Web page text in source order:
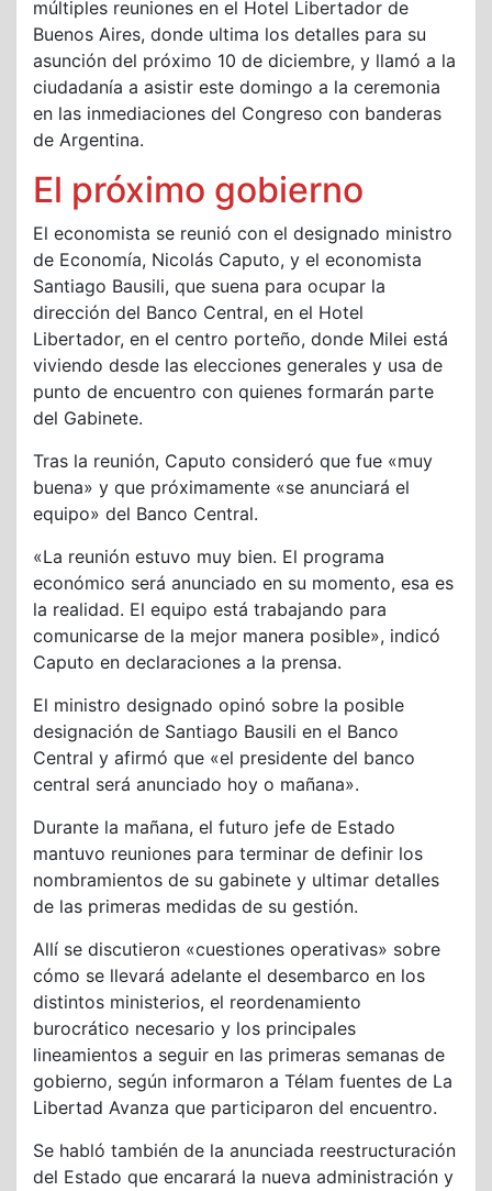
múltiples reuniones en el Hotel Libertador de
Buenos Aires, donde ultima los detalles para su
asunción del próximo 10 de diciembre, y llamó a la
ciudadanía a asistir este domingo a la ceremonia
en las inmediaciones del Congreso con banderas
de Argentina.
El próximo gobierno
El economista se reunió con el designado ministro
de Economía, Nicolás Caputo, y el economista
Santiago Bausili, que suena para ocupar la
dirección del Banco Central, en el Hotel
Libertador, en el centro porteño, donde Milei está
viviendo desde las elecciones generales y usa de
punto de encuentro con quienes formarán parte
del Gabinete.
Tras la reunión, Caputo consideró que fue «muy
buena» y que próximamente «se anunciará el
equipo» del Banco Central.
«La reunión estuvo muy bien. El programa
económico será anunciado en su momento, esa es
la realidad. El equipo está trabajando para
comunicarse de la mejor manera posible», indicó
Caputo en declaraciones a la prensa.
El ministro designado opinó sobre la posible
designación de Santiago Bausili en el Banco
Central y afirmó que «el presidente del banco
central será anunciado hoy o mañana».
Durante la mañana, el futuro jefe de Estado
mantuvo reuniones para terminar de definir los
nombramientos de su gabinete y ultimar detalles
de las primeras medidas de su gestión.
Allí se discutieron «cuestiones operativas» sobre
cómo se llevará adelante el desembarco en los
distintos ministerios, el reordenamiento
burocrático necesario y los principales
lineamientos a seguir en las primeras semanas de
gobierno, según informaron a Télam fuentes de La
Libertad Avanza que participaron del encuentro.
Se habló también de la anunciada reestructuración
del Estado que encarará la nueva administración y